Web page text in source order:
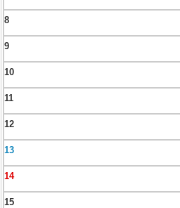
8
9
10
11
12
13
14
15